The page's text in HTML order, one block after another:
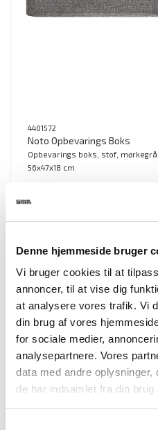
Denne hjemmeside bruger
Vi bruger cookies til at
annoncer, til at vise dig
at analysere vores trafik. Vi
din brug af vores
for sociale medier,
analysepartnere. Vores
data med andre
de har indsamlet fra din brug
4401572
Noto Opbevarings Boks
Opbevarings boks, stof, mørkegrå
56x47x18 cm